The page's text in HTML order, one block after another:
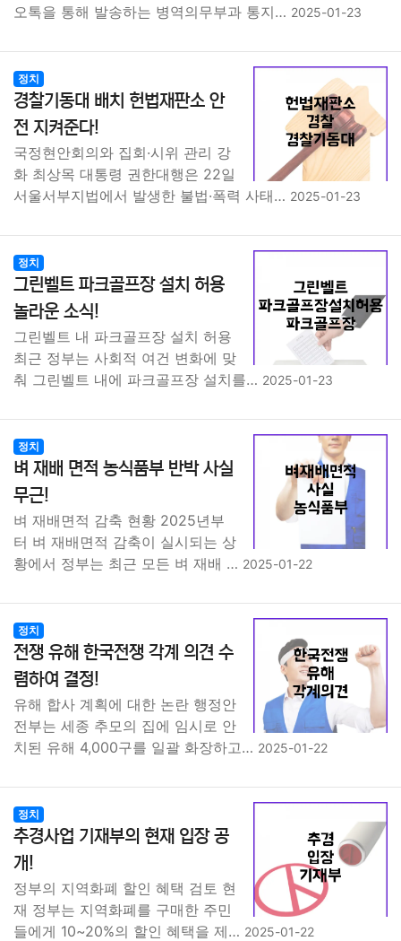
오톡을 통해 발송하는 병역의무부과 통지… 2025-01-23
정치
경찰기동대 배치 헌법재판소 안
전 지켜준다!
국정현안회의와 집회·시위 관리 강
화 최상목 대통령 권한대행은 22일
서울서부지법에서 발생한 불법·폭력 사태… 2025-01-23
정치
그린벨트 파크골프장 설치 허용
놀라운 소식!
그린벨트 내 파크골프장 설치 허용
최근 정부는 사회적 여건 변화에 맞
춰 그린벨트 내에 파크골프장 설치를… 2025-01-23
정치
벼 재배 면적 농식품부 반박 사실
무근!
벼 재배면적 감축 현황 2025년부
터 벼 재배면적 감축이 실시되는 상
황에서 정부는 최근 모든 벼 재배 … 2025-01-22
정치
전쟁 유해 한국전쟁 각계 의견 수
렴하여 결정!
유해 합사 계획에 대한 논란 행정안
전부는 세종 추모의 집에 임시로 안
치된 유해 4,000구를 일괄 화장하고… 2025-01-22
정치
추경사업 기재부의 현재 입장 공
개!
정부의 지역화폐 할인 혜택 검토 현
재 정부는 지역화폐를 구매한 주민
들에게 10~20%의 할인 혜택을 제… 2025-01-22